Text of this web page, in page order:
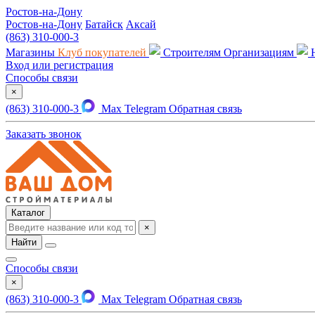
Ростов-на-Дону
Ростов-на-Дону Батайск Аксай
(863) 310-000-3
Магазины Клуб покупателей Строителям Организациям
Вход или регистрация
Способы связи
×
(863) 310-000-3 Max Telegram Обратная связь
Заказать звонок
Каталог
×
Найти
Способы связи
×
(863) 310-000-3 Max Telegram Обратная связь